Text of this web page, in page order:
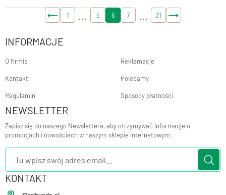
1 5 6 7 31
INFORMACJE
O firmie
Kontakt
Regulamin
Reklamacje
Polecamy
Sposoby płatności
NEWSLETTER
Zapisz się do naszego Newslettera, aby otrzymywać informacje o
promocjach i nowościach w naszym sklepie internetowym
KONTAKT